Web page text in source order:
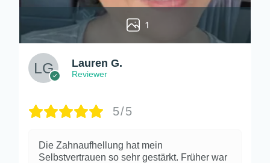
1
Lauren G.
Reviewer
5/5
Die Zahnaufhellung hat mein
Selbstvertrauen so sehr gestärkt. Früher war